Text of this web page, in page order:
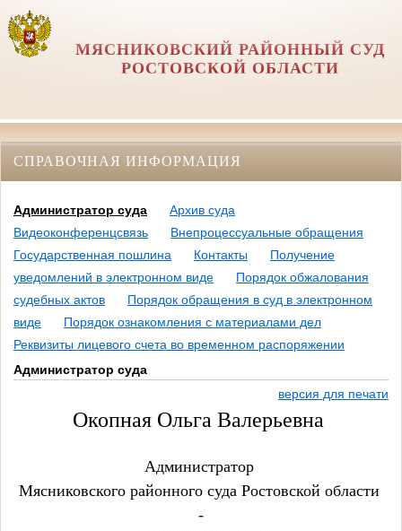
МЯСНИКОВСКИЙ РАЙОННЫЙ СУД
РОСТОВСКОЙ ОБЛАСТИ
СПРАВОЧНАЯ ИНФОРМАЦИЯ
Администратор суда
Архив суда
Видеоконференцсвязь
Внепроцессуальные обращения
Государственная пошлина
Контакты
Получение
уведомлений в электронном виде
Порядок обжалования
судебных актов
Порядок обращения в суд в электронном
виде
Порядок ознакомления с материалами дел
Реквизиты лицевого счета во временном распоряжении
Администратор суда
версия для печати
Окопная Ольга Валерьевна
Администратор
Мясниковского районного суда Ростовской области
-